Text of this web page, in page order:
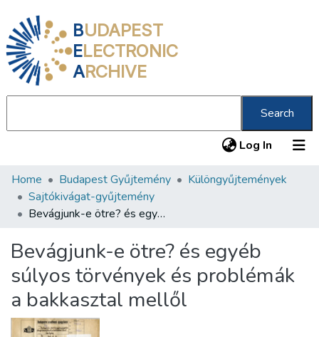
BUDAPEST
ELECTRONIC
ARCHIVE
Search
Log In (current)
Communities & Collections
All of DSpace
About us
Home Budapest Gyűjtemény
Különgyűjtemények
Sajtókivágat-gyűjtemény
Bevágjunk-e ötre? és egyéb súlyos törvények és problémák a bakkasztal mellől
Bevágjunk-e ötre? és egyéb
súlyos törvények és problémák
a bakkasztal mellől